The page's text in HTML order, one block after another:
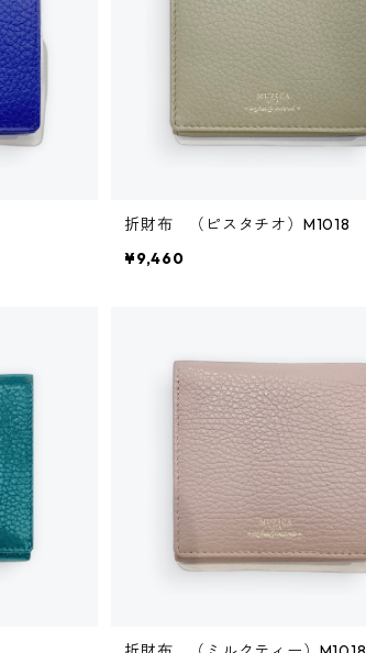
折財布 （ピスタチオ）M1018
¥9,460